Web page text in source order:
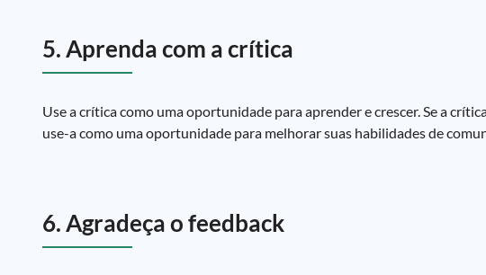
5. Aprenda com a crítica
Use a crítica como uma oportunidade para aprender e crescer. Se a
use-a como uma oportunidade para melhorar suas habilidades de
6. Agradeça o feedback